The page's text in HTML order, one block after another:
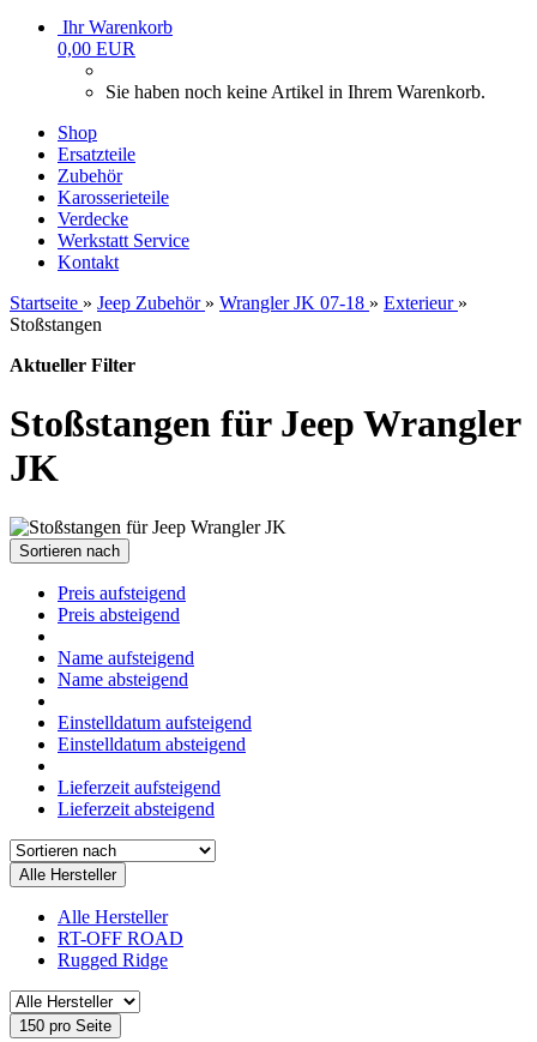
Ihr Warenkorb
0,00 EUR
Sie haben noch keine Artikel in Ihrem Warenkorb.
Shop
Ersatzteile
Zubehör
Karosserieteile
Verdecke
Werkstatt Service
Kontakt
Startseite » Jeep Zubehör » Wrangler JK 07-18 » Exterieur »
Stoßstangen
Aktueller Filter
Stoßstangen für Jeep Wrangler
JK
Sortieren nach
Preis aufsteigend
Preis absteigend
Name aufsteigend
Name absteigend
Einstelldatum aufsteigend
Einstelldatum absteigend
Lieferzeit aufsteigend
Lieferzeit absteigend
Alle Hersteller
Alle Hersteller
RT-OFF ROAD
Rugged Ridge
150 pro Seite